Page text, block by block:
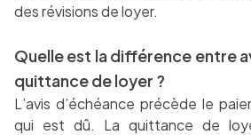
des révisions de loyer.
Quelle est la différence entre
quittance de loyer ?
L’avis d’échéance précède le
qui est dû. La quittance de